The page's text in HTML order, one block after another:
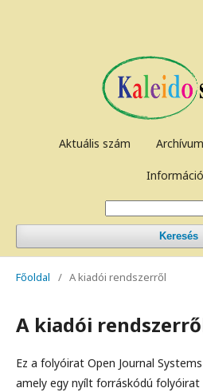
Aktuális szám Archívum
Keresés
Főoldal / A kiadói rendszerről
A kiadói
Ez a folyóirat Open Journal
amely egy nyílt forráskódú folyóirat